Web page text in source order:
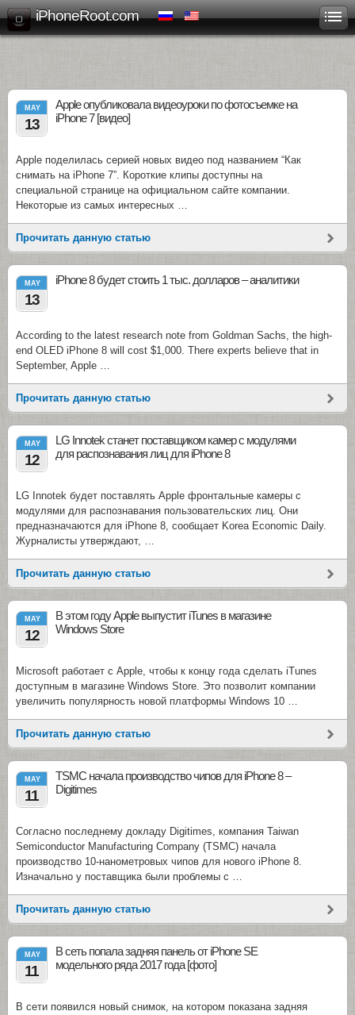
iPhoneRoot.com
MAY
13
Apple опубликовала видеоуроки по фотосъемке на
iPhone 7 [видео]
Apple поделилась серией новых видео под названием “Как
снимать на iPhone 7”. Короткие клипы доступны на
специальной странице на официальном сайте компании.
Некоторые из самых интересных …
Прочитать данную статью
MAY
13
iPhone 8 будет стоить 1 тыс. долларов – аналитики
According to the latest research note from Goldman Sachs, the high-
end OLED iPhone 8 will cost $1,000. There experts believe that in
September, Apple …
Прочитать данную статью
MAY
12
LG Innotek станет поставщиком камер с модулями
для распознавания лиц для iPhone 8
LG Innotek будет поставлять Apple фронтальные камеры с
модулями для распознавания пользовательских лиц. Они
предназначаются для iPhone 8, сообщает Korea Economic Daily.
Журналисты утверждают, …
Прочитать данную статью
MAY
12
В этом году Apple выпустит iTunes в магазине
Windows Store
Microsoft работает с Apple, чтобы к концу года сделать iTunes
доступным в магазине Windows Store. Это позволит компании
увеличить популярность новой платформы Windows 10 …
Прочитать данную статью
MAY
11
TSMC начала производство чипов для iPhone 8 –
Digitimes
Согласно последнему докладу Digitimes, компания Taiwan
Semiconductor Manufacturing Company (TSMC) начала
производство 10-нанометровых чипов для нового iPhone 8.
Изначально у поставщика были проблемы с …
Прочитать данную статью
MAY
11
В сеть попала задняя панель от iPhone SE
модельного ряда 2017 года [фото]
В сети появился новый снимок, на котором показана задняя